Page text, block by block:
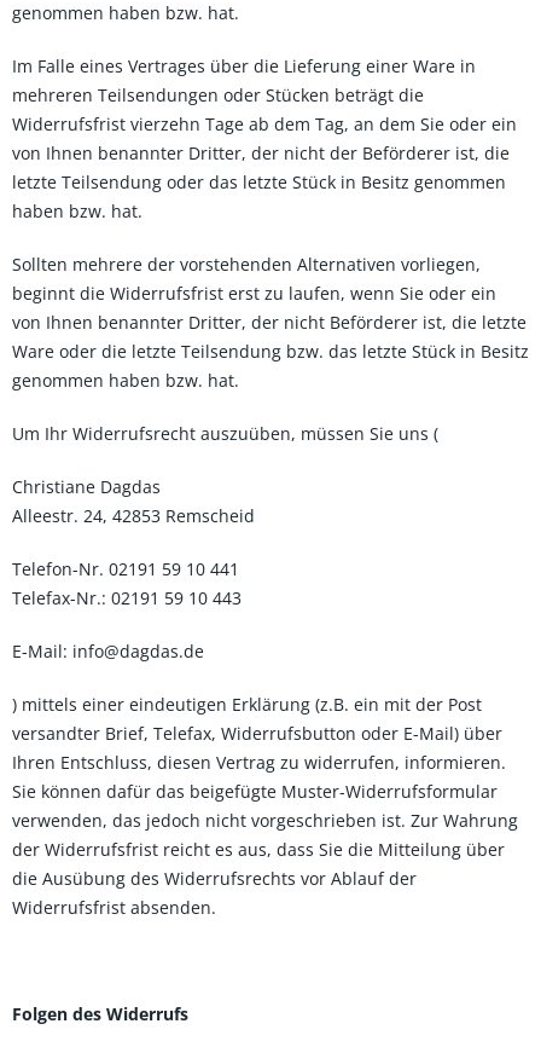
genommen haben bzw. hat.
Im Falle eines Vertrages über die Lieferung einer Ware in
mehreren Teilsendungen oder Stücken beträgt die
Widerrufsfrist vierzehn Tage ab dem Tag, an dem Sie oder ein
von Ihnen benannter Dritter, der nicht der Beförderer ist, die
letzte Teilsendung oder das letzte Stück in Besitz genommen
haben bzw. hat.
Sollten mehrere der vorstehenden Alternativen vorliegen,
beginnt die Widerrufsfrist erst zu laufen, wenn Sie oder ein
von Ihnen benannter Dritter, der nicht Beförderer ist, die letzte
Ware oder die letzte Teilsendung bzw. das letzte Stück in Besitz
genommen haben bzw. hat.
Um Ihr Widerrufsrecht auszuüben, müssen Sie uns (
Christiane Dagdas
Alleestr. 24, 42853 Remscheid
Telefon-Nr. 02191 59 10 441
Telefax-Nr.: 02191 59 10 443
E-Mail: info@dagdas.de
) mittels einer eindeutigen Erklärung (z.B. ein mit der Post
versandter Brief, Telefax, Widerrufsbutton oder E-Mail) über
Ihren Entschluss, diesen Vertrag zu widerrufen, informieren.
Sie können dafür das beigefügte Muster-Widerrufsformular
verwenden, das jedoch nicht vorgeschrieben ist. Zur Wahrung
der Widerrufsfrist reicht es aus, dass Sie die Mitteilung über
die Ausübung des Widerrufsrechts vor Ablauf der
Widerrufsfrist absenden.
Folgen des Widerrufs